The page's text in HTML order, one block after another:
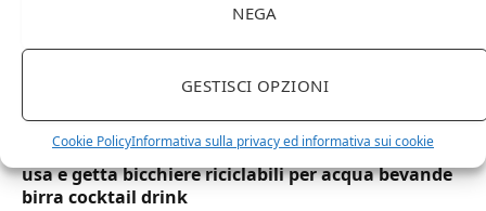
NEGA
GESTISCI OPZIONI
Cookie PolicyInformativa sulla privacy ed informativa sui cookie
DOT Horeca Solutions 1000 Bicchieri PET
trasparenti monouso 350 ML tacca 0,3 alta qualità
usa e getta bicchiere riciclabili per acqua bevande
birra cocktail drink